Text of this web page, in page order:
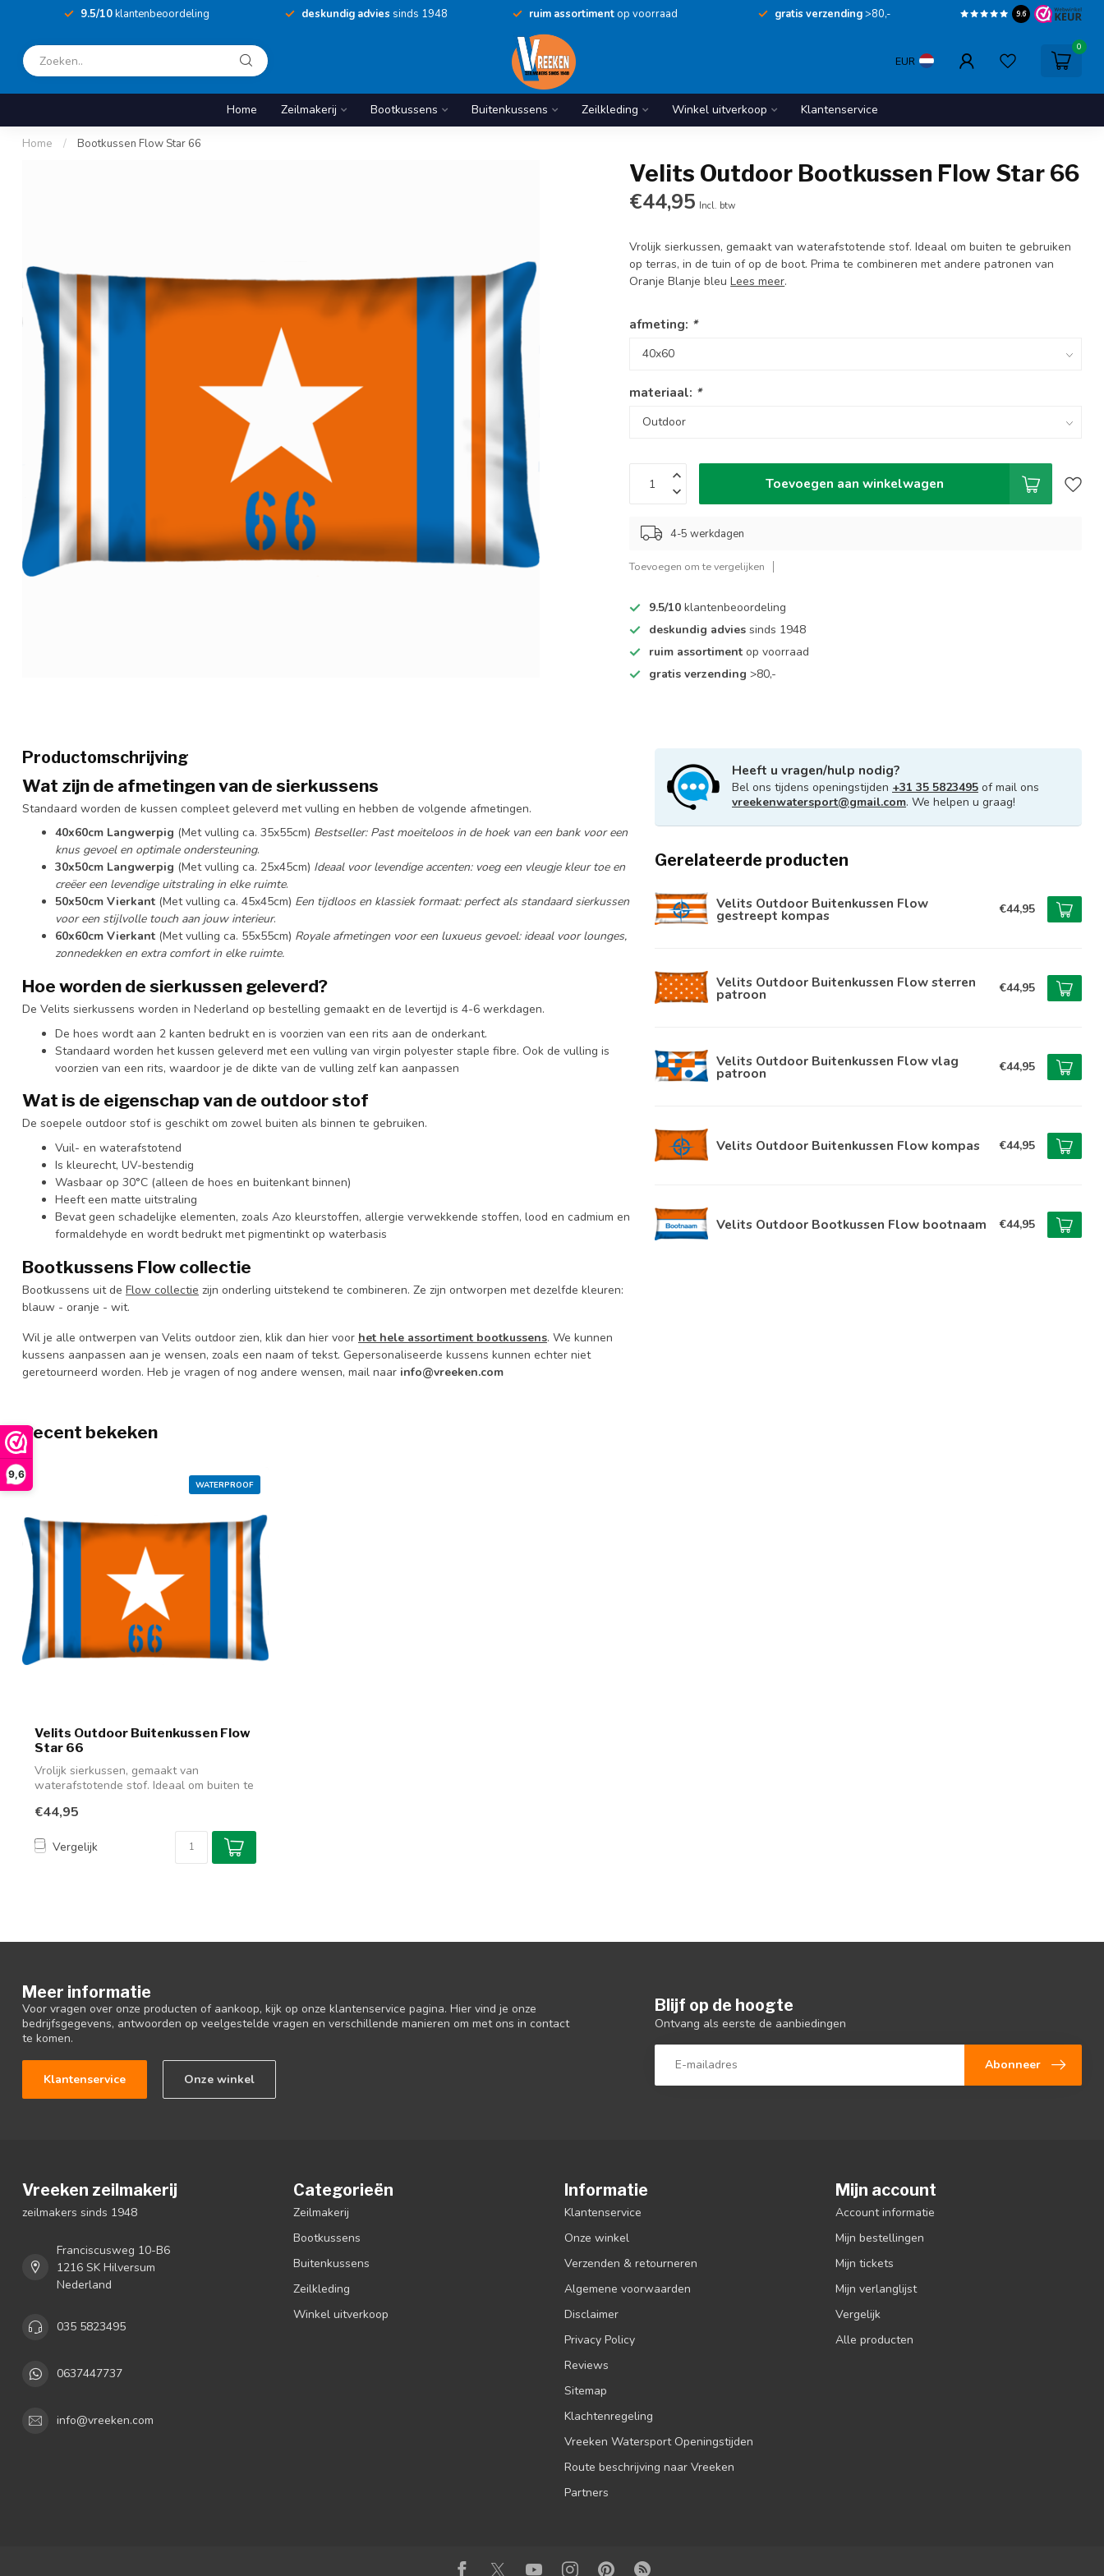
9,6
9.5/10klantenbeoordeling deskundig advies sinds 1948 ruim assortimentop voorraad gratis verzending>80,- 9.6
EUR
0
Home Zeilmakerij Bootkussens Buitenkussens Zeilkleding Winkel uitverkoop Klantenservice
Home / Bootkussen Flow Star 66
Velits Outdoor Bootkussen Flow Star 66
€44,95 Incl. btw
Vrolijk sierkussen, gemaakt van waterafstotende stof. Ideaal om buiten te gebruiken
op terras, in de tuin of op de boot. Prima te combineren met andere patronen van
Oranje Blanje bleuLees meer.
afmeting: *
materiaal: *
Toevoegen aan winkelwagen
4-5 werkdagen
Toevoegen om te vergelijken
9.5/10 klantenbeoordeling
deskundig advies sinds 1948
ruim assortiment op voorraad
gratis verzending >80,-
Productomschrijving
Wat zijn de afmetingen van de sierkussens
Standaard worden de kussen compleet geleverd met vulling en hebben de volgende afmetingen.
40x60cm Langwerpig (Met vulling ca. 35x55cm) Bestseller: Past moeiteloos in de hoek van een bank voor een
knus gevoel en optimale ondersteuning.
30x50cm Langwerpig (Met vulling ca. 25x45cm) Ideaal voor levendige accenten: voeg een vleugje kleur toe en
creëer een levendige uitstraling in elke ruimte.
50x50cm Vierkant (Met vulling ca. 45x45cm) Een tijdloos en klassiek formaat: perfect als standaard sierkussen
voor een stijlvolle touch aan jouw interieur.
60x60cm Vierkant (Met vulling ca. 55x55cm) Royale afmetingen voor een luxueus gevoel: ideaal voor lounges,
zonnedekken en extra comfort in elke ruimte.
Hoe worden de sierkussen geleverd?
De Velits sierkussens worden in Nederland op bestelling gemaakt en de levertijd is 4-6 werkdagen.
De hoes wordt aan 2 kanten bedrukt en is voorzien van een rits aan de onderkant.
Standaard worden het kussen geleverd met een vulling van virgin polyester staple fibre. Ook de vulling is
voorzien van een rits, waardoor je de dikte van de vulling zelf kan aanpassen
Wat is de eigenschap van de outdoor stof
De soepele outdoor stof is geschikt om zowel buiten als binnen te gebruiken.
Vuil- en waterafstotend
Is kleurecht, UV-bestendig
Wasbaar op 30°C (alleen de hoes en buitenkant binnen)
Heeft een matte uitstraling
Bevat geen schadelijke elementen, zoals Azo kleurstoffen, allergie verwekkende stoffen, lood en cadmium en
formaldehyde en wordt bedrukt met pigmentinkt op waterbasis
Bootkussens Flow collectie
Bootkussens uit de Flow collectie zijn onderling uitstekend te combineren. Ze zijn ontworpen met dezelfde kleuren:
blauw - oranje - wit.
Wil je alle ontwerpen van Velits outdoor zien, klik dan hier voor het hele assortiment bootkussens. We kunnen
kussens aanpassen aan je wensen, zoals een naam of tekst. Gepersonaliseerde kussens kunnen echter niet
geretourneerd worden. Heb je vragen of nog andere wensen, mail naar info@vreeken.com
Heeft u vragen/hulp nodig?
Bel ons tijdens openingstijden +31 35 5823495 of mail ons
vreekenwatersport@gmail.com. We helpen u graag!
Gerelateerde producten
Velits Outdoor Buitenkussen Flow
gestreept kompas €44,95
Velits Outdoor Buitenkussen Flow sterren
patroon €44,95
Velits Outdoor Buitenkussen Flow vlag
patroon €44,95
Velits Outdoor Buitenkussen Flow kompas €44,95
Velits Outdoor Bootkussen Flow bootnaam €44,95
Recent bekeken
WATERPROOF
Velits Outdoor Buitenkussen Flow
Star 66
Vrolijk sierkussen, gemaakt van
waterafstotende stof. Ideaal om buiten te
€44,95
Vergelijk
Meer informatie
Voor vragen over onze producten of aankoop, kijk op onze klantenservice pagina. Hier vind je onze
bedrijfsgegevens, antwoorden op veelgestelde vragen en verschillende manieren om met ons in contact
te komen.
Klantenservice Onze winkel
Blijf op de hoogte
Ontvang als eerste de aanbiedingen
Abonneer
Vreeken zeilmakerij
zeilmakers sinds 1948
Franciscusweg 10-B6
1216 SK Hilversum
Nederland
035 5823495
0637447737
info@vreeken.com
Categorieën
Zeilmakerij
Bootkussens
Buitenkussens
Zeilkleding
Winkel uitverkoop
Informatie
Klantenservice
Onze winkel
Verzenden & retourneren
Algemene voorwaarden
Disclaimer
Privacy Policy
Reviews
Sitemap
Klachtenregeling
Vreeken Watersport Openingstijden
Route beschrijving naar Vreeken
Partners
Mijn account
Account informatie
Mijn bestellingen
Mijn tickets
Mijn verlanglijst
Vergelijk
Alle producten